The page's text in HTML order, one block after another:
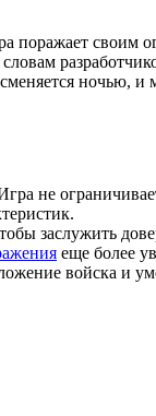
поражает своим
не
заслужить
еще более
войска и